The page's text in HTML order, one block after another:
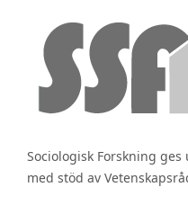
Sociologisk Forskning
med stöd av